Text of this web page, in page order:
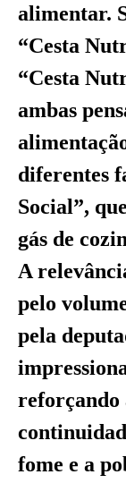
alimentar.
“Cesta
“Cesta
ambas
diferentes
Social”,
gás de
A
pelo
pela
reforçando
fome e a